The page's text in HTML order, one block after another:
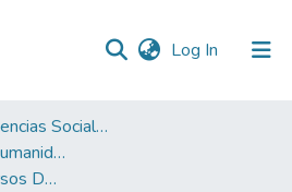
Log In (current)
Instituto de Ciencias Sociales y Administración
Departamento de Humanidades
Presentación de Cursos Departamento de Humanidades